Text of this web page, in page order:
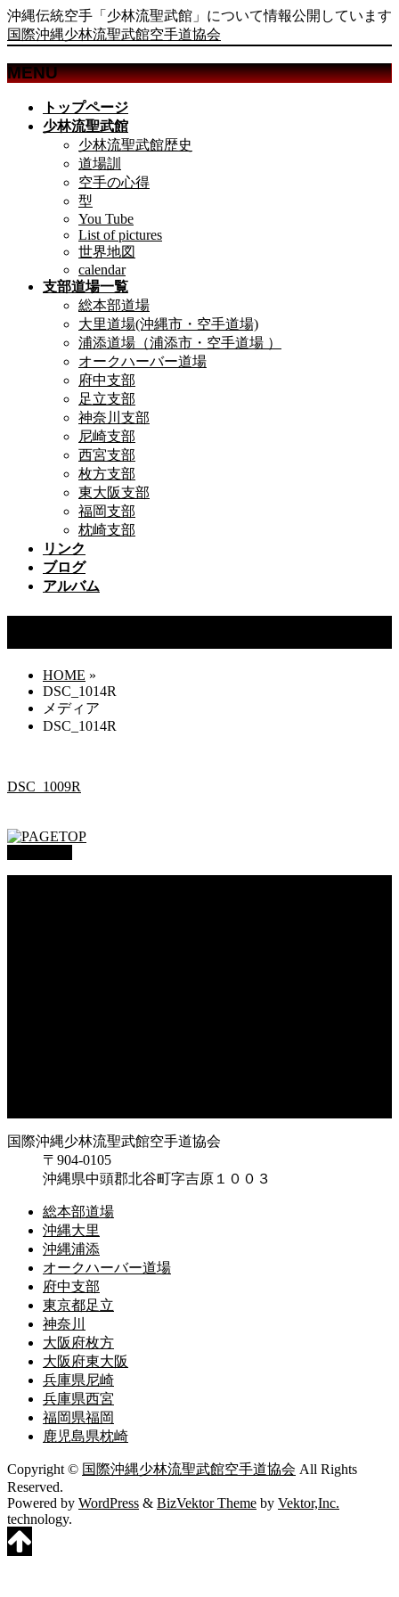
沖縄伝統空手「少林流聖武館」について情報公開しています
国際沖縄少林流聖武館空手道協会
MENU
トップページ
少林流聖武館
少林流聖武館歴史
道場訓
空手の心得
型
You Tube
List of pictures
世界地図
calendar
支部道場一覧
総本部道場
大里道場(沖縄市・空手道場)
浦添道場（浦添市・空手道場 ）
オークハーバー道場
府中支部
足立支部
神奈川支部
尼崎支部
西宮支部
枚方支部
東大阪支部
福岡支部
枕崎支部
リンク
ブログ
アルバム
HOME »
DSC_1014R
メディア
DSC_1014R
DSC_1009R
国際沖縄少林流聖武館空手道協会
〒904-0105
沖縄県中頭郡北谷町字吉原１００３
総本部道場
沖縄大里
沖縄浦添
オークハーバー道場
府中支部
東京都足立
神奈川
大阪府枚方
大阪府東大阪
兵庫県尼崎
兵庫県西宮
福岡県福岡
鹿児島県枕崎
Copyright © 国際沖縄少林流聖武館空手道協会 All Rights
Reserved.
Powered by WordPress & BizVektor Theme by Vektor,Inc.
technology.